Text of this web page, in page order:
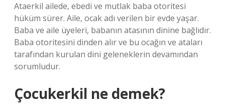
Ataerkil ailede, ebedi ve mutlak baba otoritesi
hüküm sürer. Aile, ocak adı verilen bir evde yaşar.
Baba ve aile üyeleri, babanın atasının dinine bağlıdır.
Baba otoritesini dinden alır ve bu ocağın ve ataları
tarafından kurulan dini geleneklerin devamından
sorumludur.
Çocukerkil ne demek?